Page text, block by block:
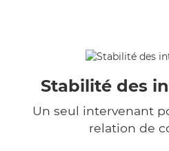
Stabilité des
Un seul intervenant
relation de